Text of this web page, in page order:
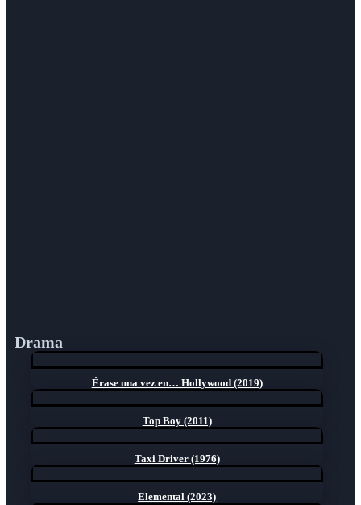
Drama
Érase una vez en… Hollywood (2019)
Top Boy (2011)
Taxi Driver (1976)
Elemental (2023)